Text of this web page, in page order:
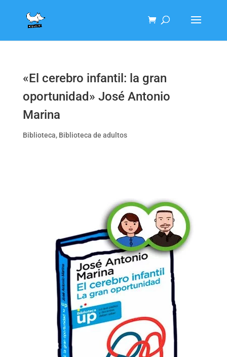
«El cerebro infantil: la gran
oportunidad» José Antonio
Marina
Biblioteca, Biblioteca de adultos